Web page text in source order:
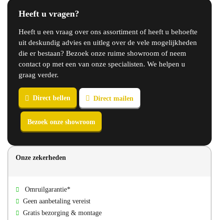
Heeft u vragen?
Heeft u een vraag over ons assortiment of heeft u behoefte
uit deskundig advies en uitleg over de vele mogelijkheden
die er bestaan? Bezoek onze ruime showroom of neem
contact op met een van onze specialisten. We helpen u
graag verder.
Bezoek onze showroom
Onze zekerheden
Omruilgarantie*
Geen aanbetaling vereist
Gratis bezorging & montage